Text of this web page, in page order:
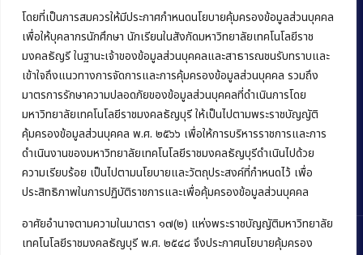
โดยที่เป็นการสมควรให้มีประกาศกำหนดนโยบายคุ้มครองข้อมูลส่วนบุคคล
เพื่อให้บุคลากรนักศึกษา นักเรียนในสังกัดมหาวิทยาลัยเทคโนโลยีราช
มงคลธัญรี ในฐานะเจ้าของข้อมูลส่วนบุคคลและสาธารณชนรับทราบและ
เข้าใจถึงแนวทางการจัดการและการคุ้มครองข้อมูลส่วนบุคคล รวมถึง
มาตรการรักษาความปลอดภัยของข้อมูลส่วนบุคคลที่ดำเนินการโดย
มหาวิทยาลัยเทคโนโลยีราชมงคลธัญบุรี ให้เป็นไปตามพระราชบัญญัติ
คุ้มครองข้อมูลส่วนบุคคล พ.ศ. ๒๕๖๖ เพื่อให้การบริหารราชการและการ
ดำเนินงานของมหาวิทยาลัยเทคโนโลยีราชมงคลธัญบุรีดำเนินไปด้วย
ความเรียบร้อย เป็นไปตามนโยบายและวัตถุประสงค์ที่กำหนดไว้ เพื่อ
ประสิทธิภาพในการปฏิบัติราชการและเพื่อคุ้มครองข้อมูลส่วนบุคคล
อาศัยอำนาจตามความในมาตรา ๑๗(๒) แห่งพระราชบัญญัติมหาวิทยาลัย
เทคโนโลยีราชมงคลธัญบุรี พ.ศ. ๒๕๔๘ จึงประกาศนโยบายคุ้มครอง
มหาวิทยาลัยเทคโนโลยีราชมงคลธัญบุรี
39 หมู่ 1 ถนนรังสิต-นครนายก ตำบลคลองหก
อำเภอคลองหลวง จังหวัดปทุมธานี 12120
Phone:+66 (0) 2549 3243,+66 (0) 2549 3241
E-mail:bus@rmutt.ac.th